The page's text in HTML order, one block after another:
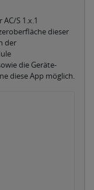
S 1.x.1
dieser
der
die Geräte-
diese App möglich.